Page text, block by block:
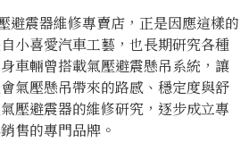
避震器維修專賣店，正是因應這樣的
小喜愛汽車工藝，也長期研究各種
車輛曾搭載氣壓避震懸吊系統，讓
氣壓懸吊帶來的路感、穩定度與舒
壓避震器的維修研究，逐步成立專
售的專門品牌。